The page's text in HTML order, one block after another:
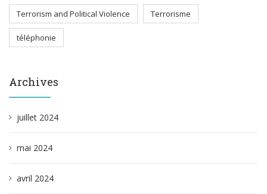
Terrorism and Political Violence Terrorisme
téléphonie
Archives
juillet 2024
mai 2024
avril 2024